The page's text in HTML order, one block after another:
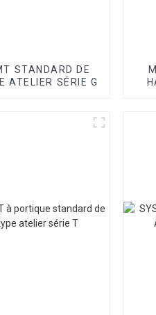
STANDARD DE
ATELIER SÉRIE G